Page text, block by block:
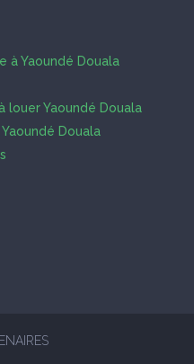
à Yaoundé Douala
louer Yaoundé Douala
Douala